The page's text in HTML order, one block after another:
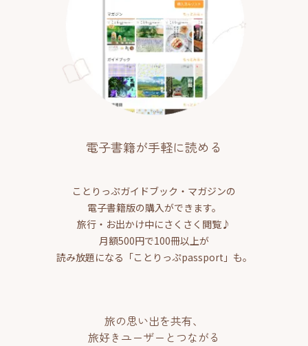
電子書籍が手軽に読める
ことりっぷガイドブック・マガジンの
電子書籍版の購入ができます。
旅行・お出かけ中にさくさく閲覧♪
月額500円で100冊以上が
読み放題になる「ことりっぷpassport」も。
旅の思い出を共有、
旅好きユーザーとつながる